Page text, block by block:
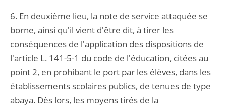
6. En deuxième lieu, la note de service attaquée se
borne, ainsi qu'il vient d'être dit, à tirer les
conséquences de l'application des dispositions de
l'article L. 141-5-1 du code de l'éducation, citées au
point 2, en prohibant le port par les élèves, dans les
établissements scolaires publics, de tenues de type
abaya. Dès lors, les moyens tirés de la